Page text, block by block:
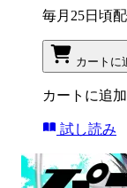
毎月25日頃
カートに
カートに追
試し読み